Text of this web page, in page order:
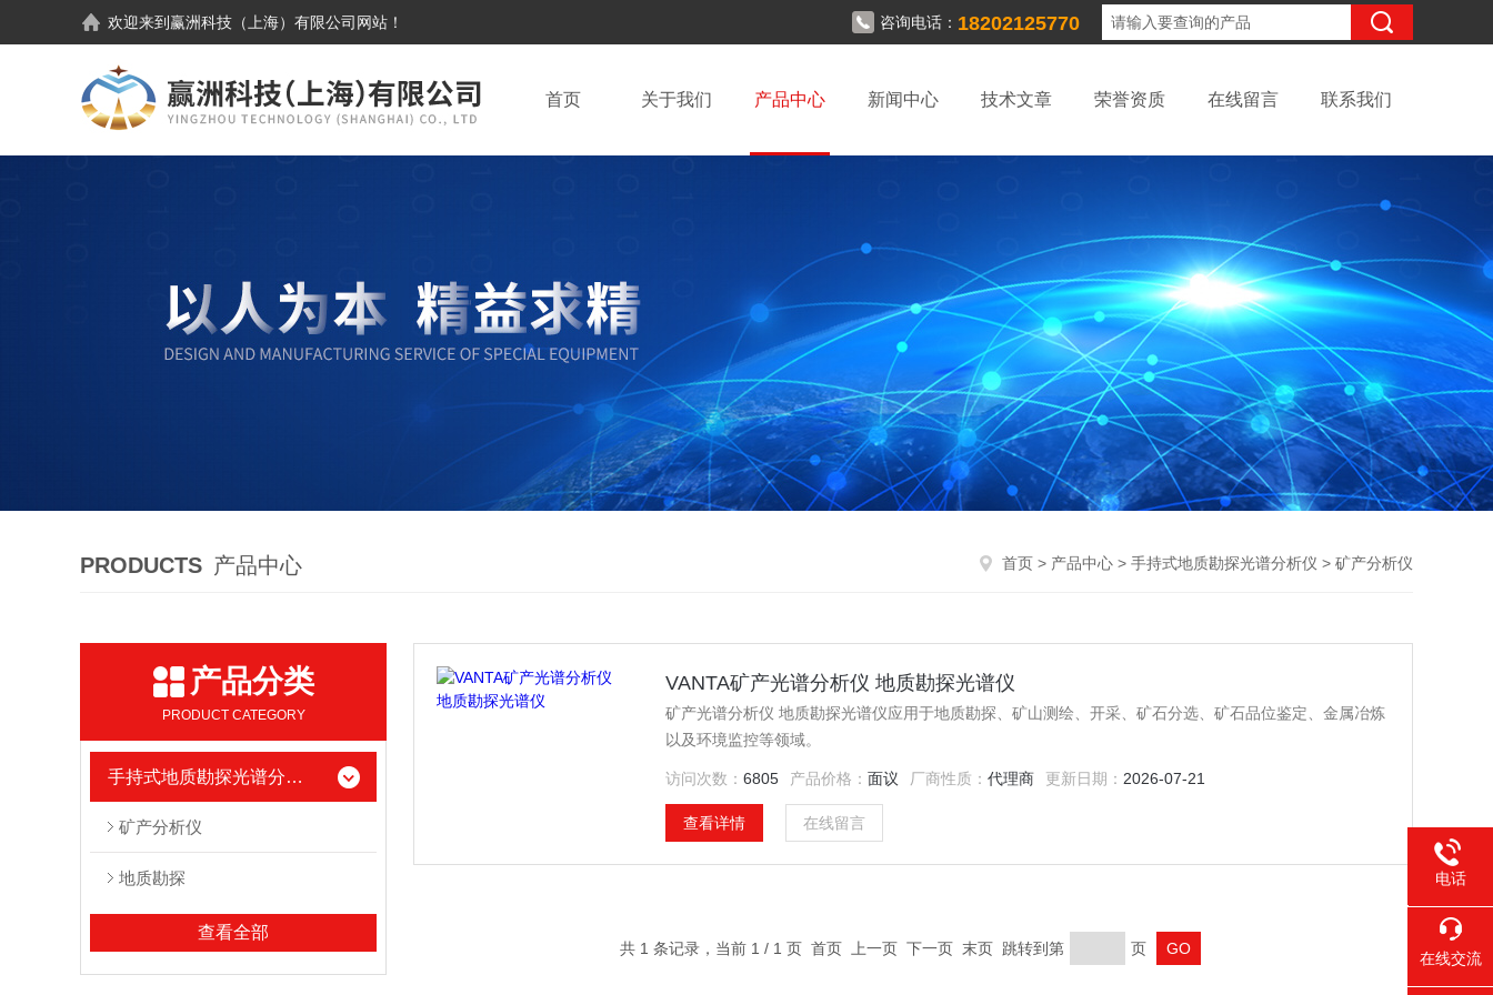
欢迎来到 赢洲科技（上海）有限公司 网站！ 咨询电话： 18202125770
首页 关于我们 产品中心 新闻中心 技术文章 荣誉资质 在线留言 联系我们
PRODUCTS 产品中心 首页 > 产品中心 > 手持式地质勘探光谱分析仪 > 矿产分析仪
产品分类
PRODUCT CATEGORY
手持式地质勘探光谱分析仪
矿产分析仪
地质勘探
查看全部
VANTA矿产光谱分析仪 地质勘探光谱仪
矿产光谱分析仪 地质勘探光谱仪应用于地质勘探、矿山测绘、开采、矿石分选、矿石品位鉴定、金属冶炼
以及环境监控等领域。
访问次数： 6805 产品价格： 面议 厂商性质： 代理商 更新日期： 2026-07-21
查看详情 在线留言
共 1 条记录，当前 1 / 1 页 首页 上一页 下一页 末页 跳转到第 页
电话
400-
在线交流